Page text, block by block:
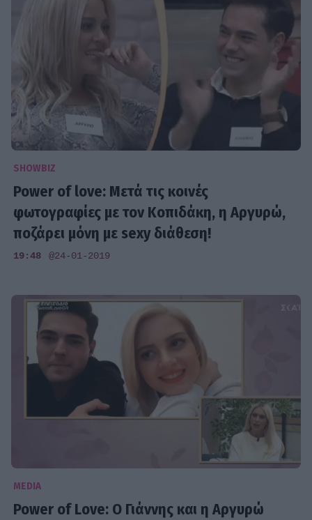
SHOWBIZ
Power of love: Μετά τις κοινές
φωτογραφίες με τον Κοπιδάκη, η Αργυρώ,
ποζάρει μόνη με sexy διάθεση!
19:48 @24-01-2019
MEDIA
Power of Love: Ο Γιάννης και η Αργυρώ